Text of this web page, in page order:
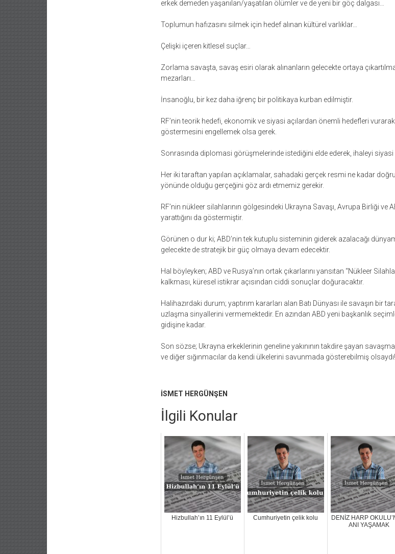
erkek demeden yaşanılan/yaşatılan ölümler ve de yeni bir göç dalgası…
Toplumun hafızasını silmek için hedef alınan kültürel varlıklar…
Çelişki içeren kitlesel suçlar…
Zorlama savaşta, savaş esiri olarak alınanların gelecekte ortaya
mezarları…
İnsanoğlu, bir kez daha iğrenç bir politikaya kurban edilmiştir.
RF’nin teorik hedefi, ekonomik ve siyasi açılardan önemli hedefleri
göstermesini engellemek olsa gerek.
Sonrasında diplomasi görüşmelerinde istediğini elde ederek, ihaleyi
Her iki taraftan yapılan açıklamalar, sahadaki gerçek resmi ne kadar
yönünde olduğu gerçeğini göz ardı etmemiz gerekir.
RF’nin nükleer silahlarının gölgesindeki Ukrayna Savaşı, Avrupa Birliği ve
yarattığını da göstermiştir.
Görünen o dur ki; ABD’nin tek kutuplu sisteminin giderek azalacağı
gelecekte de stratejik bir güç olmaya devam edecektir.
Hal böyleyken; ABD ve Rusya’nın ortak çıkarlarını yansıtan “Nükleer
kalkması, küresel istikrar açısından ciddi sonuçlar doğuracaktır.
Halihazırdaki durum; yaptırım kararları alan Batı Dünyası ile savaşın bir
uzlaşma sinyallerini vermemektedir. En azından ABD yeni başkanlık
gidişine kadar.
Son sözse; Ukrayna erkeklerinin geneline yakınının takdire şayan savaşma
ve diğer sığınmacılar da kendi ülkelerini savunmada gösterebilmiş
İSMET HERGÜNŞEN
İlgili Konular
Hizbullah’ın 11 Eylül’ü Cumhuriyetin çelik kolu
DENİZ HARP
ANI YAŞAMAK